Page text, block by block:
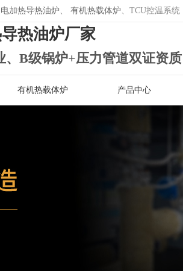
电加热导热油炉 、 有机热载体炉 、TCU控温系统
热油炉厂家
、B级锅炉+压力管道双证资质
有机热载体炉 产品中心